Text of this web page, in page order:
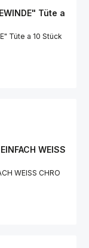
Tüte a
Tüte a 10 Stück
WEISS
WEISS CHRO